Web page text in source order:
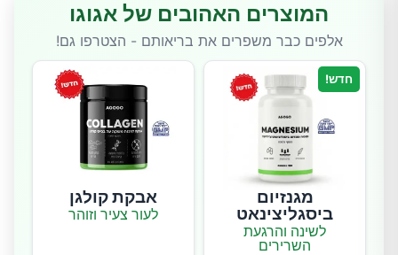
המוצרים האהובים של אגוגו
אלפים כבר משפרים את בריאותם - הצטרפו גם!
חדש!
מגנזיום
ביסגליצינאט
לשינה והרגעת
השרירים
אבקת קולגן
לעור צעיר וזוהר